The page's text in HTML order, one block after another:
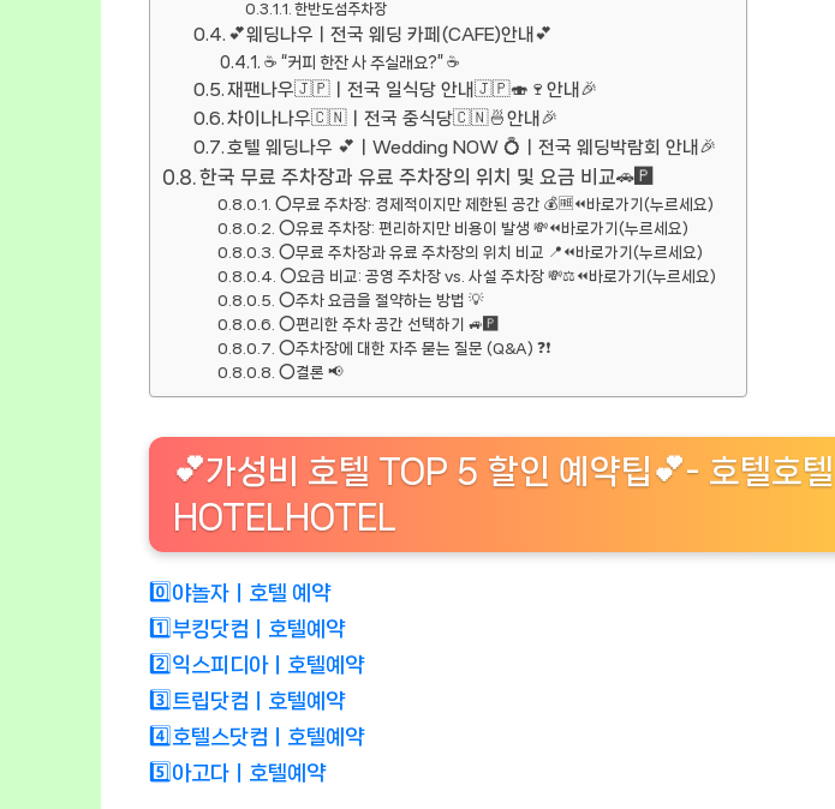
한반도섬주차장
💕웨딩나우ㅣ전국 웨딩 카페(CAFE)안내💕
☕ “커피 한잔 사 주실래요?” ☕
재팬나우🇯🇵ㅣ전국 일식당 안내🇯🇵🍣🍷안내🎉
차이나나우🇨🇳ㅣ전국 중식당🇨🇳🍜안내🎉
호텔 웨딩나우 💕ㅣWedding NOW 💍ㅣ전국 웨딩박람회 안내🎉
한국 무료 주차장과 유료 주차장의 위치 및 요금 비교🚗🅿️
⭕무료 주차장: 경제적이지만 제한된 공간 💰🆓⏪바로가기(누르세요)
⭕유료 주차장: 편리하지만 비용이 발생 💸⏪바로가기(누르세요)
⭕무료 주차장과 유료 주차장의 위치 비교 📍⏪바로가기(누르세요)
⭕요금 비교: 공영 주차장 vs. 사설 주차장 💸⚖️⏪바로가기(누르세요)
⭕주차 요금을 절약하는 방법 💡
⭕편리한 주차 공간 선택하기 🚙🅿️
⭕주차장에 대한 자주 묻는 질문 (Q&A) ❓❗
⭕결론 📢
💕가성비 호텔 TOP 5 할인 예약팁💕- 호텔호텔 |
HOTELHOTEL
0️⃣야놀자ㅣ호텔 예약
1️⃣부킹닷컴ㅣ호텔예약
2️⃣익스피디아ㅣ호텔예약
3️⃣트립닷컴ㅣ호텔예약
4️⃣호텔스닷컴ㅣ호텔예약
5️⃣아고다ㅣ호텔예약